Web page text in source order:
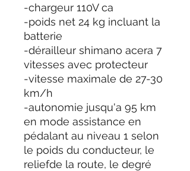
-chargeur 110V ca
-poids net 24 kg incluant la
batterie
-dérailleur shimano acera 7
vitesses avec protecteur
-vitesse maximale de 27-30
km/h
-autonomie jusqu'a 95 km
en mode assistance en
pédalant au niveau 1 selon
le poids du conducteur, le
reliefde la route, le degré